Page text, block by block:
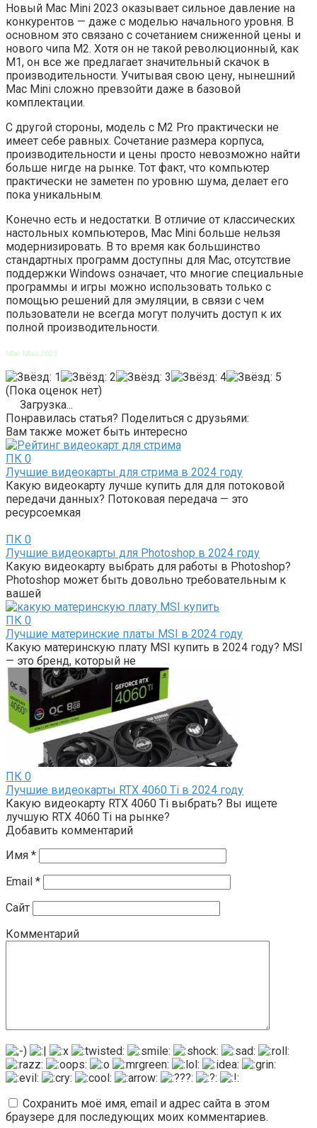
Новый Mac Mini 2023 оказывает сильное давление на
конкурентов — даже с моделью начального уровня. В
основном это связано с сочетанием сниженной цены и
нового чипа M2. Хотя он не такой революционный, как
M1, он все же предлагает значительный скачок в
производительности. Учитывая свою цену, нынешний
Mac Mini сложно превзойти даже в базовой
комплектации.
С другой стороны, модель с M2 Pro практически не
имеет себе равных. Сочетание размера корпуса,
производительности и цены просто невозможно найти
больше нигде на рынке. Тот факт, что компьютер
практически не заметен по уровню шума, делает его
пока уникальным.
Конечно есть и недостатки. В отличие от классических
настольных компьютеров, Mac Mini больше нельзя
модернизировать. В то время как большинство
стандартных программ доступны для Mac, отсутствие
поддержки Windows означает, что многие специальные
программы и игры можно использовать только с
помощью решений для эмуляции, в связи с чем
пользователи не всегда могут получить доступ к их
полной производительности.
Mac Mini 2023
(Пока оценок нет)
Загрузка...
Понравилась статья? Поделиться с друзьями:
Вам также может быть интересно
ПК 0
Лучшие видеокарты для стрима в 2024 году
Какую видеокарту лучше купить для для потоковой
передачи данных? Потоковая передача — это
ресурсоемкая
ПК 0
Лучшие видеокарты для Photoshop в 2024 году
Какую видеокарту выбрать для работы в Photoshop?
Photoshop может быть довольно требовательным к
вашей
ПК 0
Лучшие материнские платы MSI в 2024 году
Какую материнскую плату MSI купить в 2024 году? MSI
— это бренд, который не
ПК 0
Лучшие видеокарты RTX 4060 Ti в 2024 году
Какую видеокарту RTX 4060 Ti выбрать? Вы ищете
лучшую RTX 4060 Ti на рынке?
Добавить комментарий
Имя *
Email *
Сайт
Комментарий
Сохранить моё имя, email и адрес сайта в этом
браузере для последующих моих комментариев.